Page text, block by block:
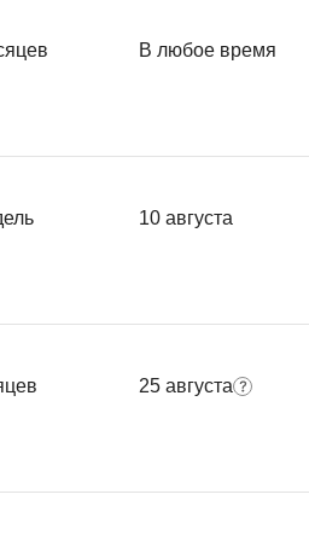
В любое время
10 августа
25 августа